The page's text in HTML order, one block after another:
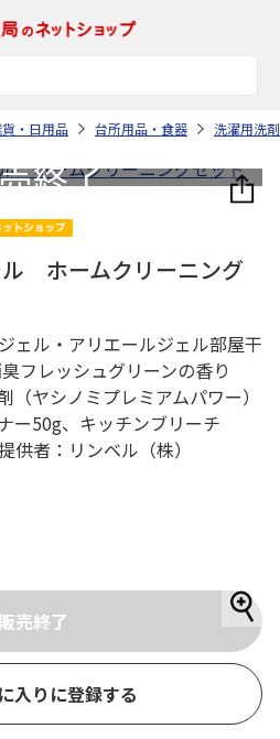
・日用品 台所用品・食器 洗濯用洗剤
ホームクリーニング
ェル・アリエールジェル部屋干
フレッシュグリーンの香り
ヤシノミプレミアムパワー）
ー50g、キッチンブリーチ
者：リンベル（株）
入りに登録する